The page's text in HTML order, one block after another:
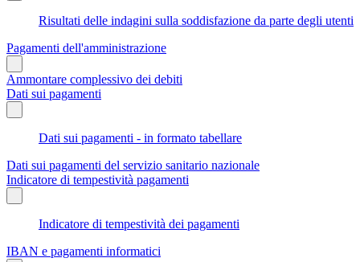
Risultati delle indagini sulla soddisfazione da parte degli utenti
Pagamenti dell'amministrazione
Ammontare complessivo dei debiti
Dati sui pagamenti
Dati sui pagamenti - in formato tabellare
Dati sui pagamenti del servizio sanitario nazionale
Indicatore di tempestività pagamenti
Indicatore di tempestività dei pagamenti
IBAN e pagamenti informatici